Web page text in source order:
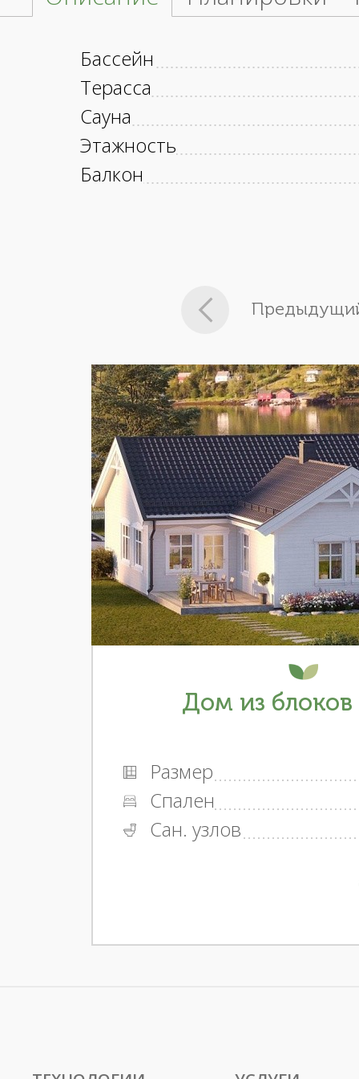
Бассейн
Терасса
Сауна
Этажность
Балкон
Дом из блоков
Размер
Спален
Сан. узлов